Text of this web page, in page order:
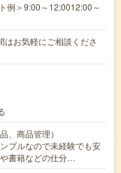
例＞9:00～12:0012:00～
お気軽にご相談くださ
、商品管理）
プルなので未経験でも安
書籍などの仕分…